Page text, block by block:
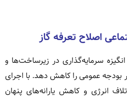
اصلاح تعرفه گاز
سرمایه‌گذاری در زیرساخت‌ها و
بودجه عمومی را کاهش دهد. با اجرای
انرژی و کاهش یارانه‌های پنهان